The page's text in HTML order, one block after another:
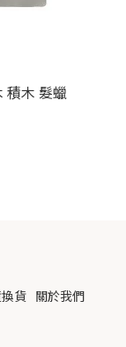
積木 髮蠟
貨 關於我們